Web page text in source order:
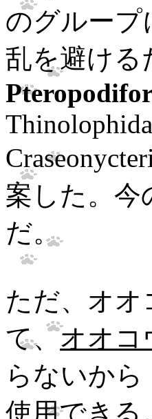
のグループ
乱を避ける
案した。今
だ。
ただ、オ
て、オオコ
らないか
使用できる